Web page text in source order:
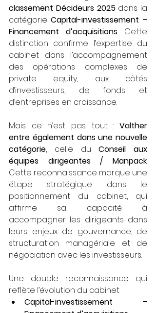
classement Décideurs 2025 dans la
catégorie Capital-investissement –
Financement d’acquisitions. Cette
distinction confirme l’expertise du
cabinet dans l’accompagnement
des opérations complexes de
private equity, aux côtés
d’investisseurs, de fonds et
d’entreprises en croissance.
Mais ce n’est pas tout : Valther
entre également dans une nouvelle
catégorie, celle du Conseil aux
équipes dirigeantes / Manpack.
Cette reconnaissance marque une
étape stratégique dans le
positionnement du cabinet, qui
affirme sa capacité à
accompagner les dirigeants dans
leurs enjeux de gouvernance, de
structuration managériale et de
négociation avec les investisseurs.
Une double reconnaissance qui
reflète l’évolution du cabinet
Capital-investissement –